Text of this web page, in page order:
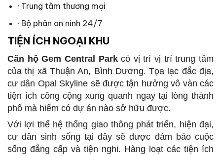
· Trung tâm thương mại
· Bộ phân an ninh 24/7
TIỆN ÍCH NGOẠI KHU
Căn hộ Gem Central Parkcó vị trí vị trí trung tâm
của thị xã Thuận An, Bình Dương. Tọa lạc đắc địa,
cư dân Opal Skyline sẽ được tận hưởng vô vàn các
tiện ích công cộng xung quanh ngay tại lòng thành
phố mà hiếm có dự án nào sở hữu được.
Với lợi thế hệ thống giao thông phát triển, hiện đại,
cư dân sinh sống tại đây sẽ được đảm bảo cuộc
sống đẳng cấp và tiện nghi. Hàng loạt các tiện ích